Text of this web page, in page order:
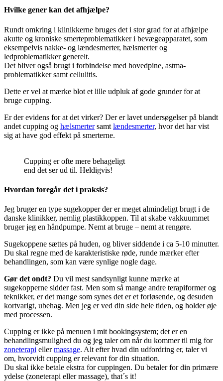
Hvilke gener kan det afhjælpe?
Rundt omkring i klinikkerne bruges det i stor grad for at afhjælpe
akutte og kroniske smerteproblematikker i bevægeapparatet, som
eksempelvis nakke- og lændesmerter, hælsmerter og
ledproblematikker generelt.
Det bliver også brugt i forbindelse med hovedpine, astma-
problematikker samt cellulitis.
Dette er vel at mærke blot et lille udpluk af gode grunder for at
bruge cupping.
Er der evidens for at det virker? Der er lavet undersøgelser på blandt
andet cupping og hælsmertersamt lændesmerter, hvor det har vist
sig at have god effekt på smerterne.
Cupping er ofte mere behageligt
end det ser ud til. Heldigvis!
Hvordan foregår det i praksis?
Jeg bruger en type sugekopper der er meget almindeligt brugt i de
danske klinikker, nemlig plastikkoppen. Til at skabe vakkuummet
bruger jeg en håndpumpe. Nemt at bruge – nemt at rengøre.
Sugekoppene sættes på huden, og bliver siddende i ca 5-10 minutter.
Du skal regne med de karakteristiske røde, runde mærker efter
behandlingen, som kan være synlige nogle dage.
Gør det ondt? Du vil mest sandsynligt kunne mærke at
sugekopperne sidder fast. Men som så mange andre terapiformer og
teknikker, er det mange som synes det er et forløsende, og desuden
kortvarigt, ubehag. Men jeg er ved din side hele tiden, og holder øje
med processen.
Cupping er ikke på menuen i mit bookingsystem; det er en
behandlingsmulighed du og jeg taler om når du kommer til mig for
zoneterapi ellermassage. Alt efter hvad din udfordring er, taler vi
om, hvorvidt cupping er relevant for din situation.
Du skal ikke betale ekstra for cuppingen. Du betaler for din primære
ydelse (zoneterapi eller massage), that´s it!